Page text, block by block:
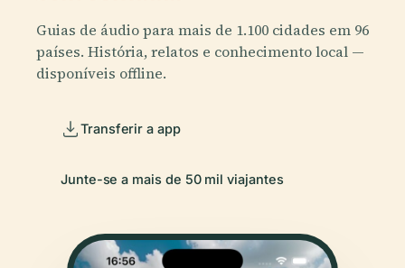
Guias de áudio para mais de 1.100 cidades em 96
países. História, relatos e conhecimento local —
disponíveis offline.
Transferir a app
Junte-se a mais de 50 mil viajantes